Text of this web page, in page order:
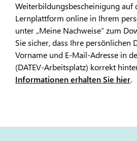
Weiterbildungsbescheinigung auf
Lernplattform online in Ihrem
unter „Meine Nachweise“ zum
Sie sicher, dass Ihre persönlichen
Vorname und E-Mail-Adresse in
(DATEV-Arbeitsplatz) korrekt
Informationen erhalten Sie hier.